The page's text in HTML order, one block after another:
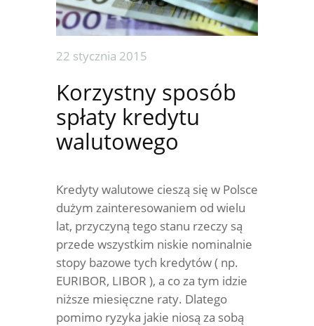
22 stycznia 2015
Korzystny sposób
spłaty kredytu
walutowego
Kredyty walutowe cieszą się w Polsce
dużym zainteresowaniem od wielu
lat, przyczyną tego stanu rzeczy są
przede wszystkim niskie nominalnie
stopy bazowe tych kredytów ( np.
EURIBOR, LIBOR ), a co za tym idzie
niższe miesięczne raty. Dlatego
pomimo ryzyka jakie niosą za sobą